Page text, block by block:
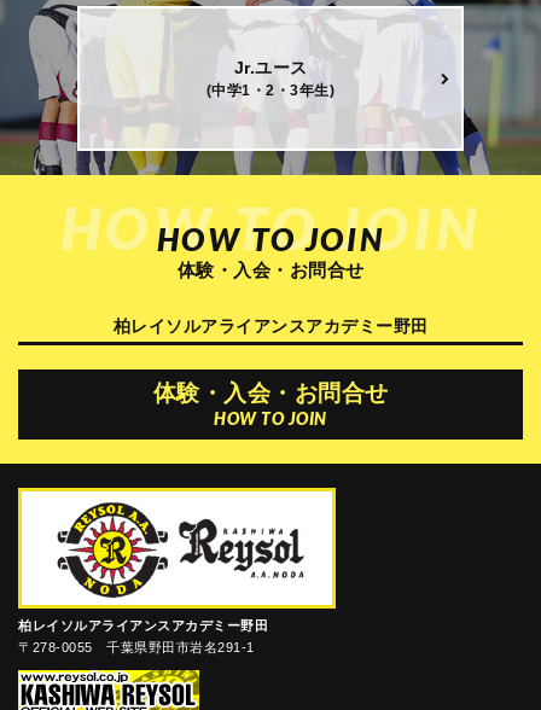
Jr.ユース
(中学1・2・3年生)
HOW TO JOIN
HOW TO JOIN
体験・入会・お問合せ
柏レイソルアライアンスアカデミー野田
体験・入会・お問合せ
HOW TO JOIN
柏レイソルアライアンスアカデミー野田
〒278-0055 千葉県野田市岩名291-1